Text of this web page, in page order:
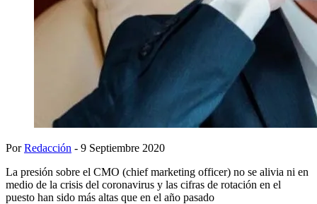
PorRedacción - 9 Septiembre 2020
La presión sobre el CMO (chief marketing officer) no se alivia ni en
medio de la crisis del coronavirus y las cifras de rotación en el
puesto han sido más altas que en el año pasado